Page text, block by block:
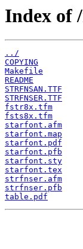
Index of
../
COPYING
Makefile
README
STRFNSAN.TTF
STRFNSER.TTF
fstr8x.tfm
fsts8x.tfm
starfont.afm
starfont.map
starfont.pdf
starfont.pfb
starfont.sty
starfont.tex
strfnser.afm
strfnser.pfb
table.pdf